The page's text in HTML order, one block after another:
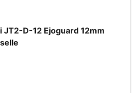
D-12 Ejoguard 12mm